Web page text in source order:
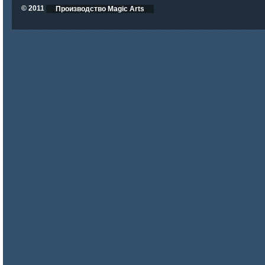
цена по запросу
ISOTEC ОЗ Кирпич-ПУ 180
(ISOTEC FP Brick-PU 180)
цена по запросу
ISOTEC ОЗ Мастика-А 240
(ISOTEC FP Mastic-A 240)
© 2011 Производство Magic Arts